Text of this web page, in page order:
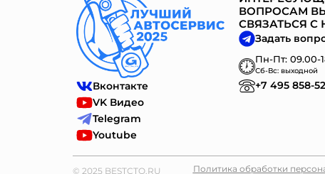
Вконтакте
VK Видео
Telegram
Youtube
ВОПРОСАМ
СВЯЗАТЬСЯ С
Задать
Пн-Пт: 09.00-
Сб-Вс: выходной
+7 495 858-
© 2025 BESTCTO.RU Политика обработки